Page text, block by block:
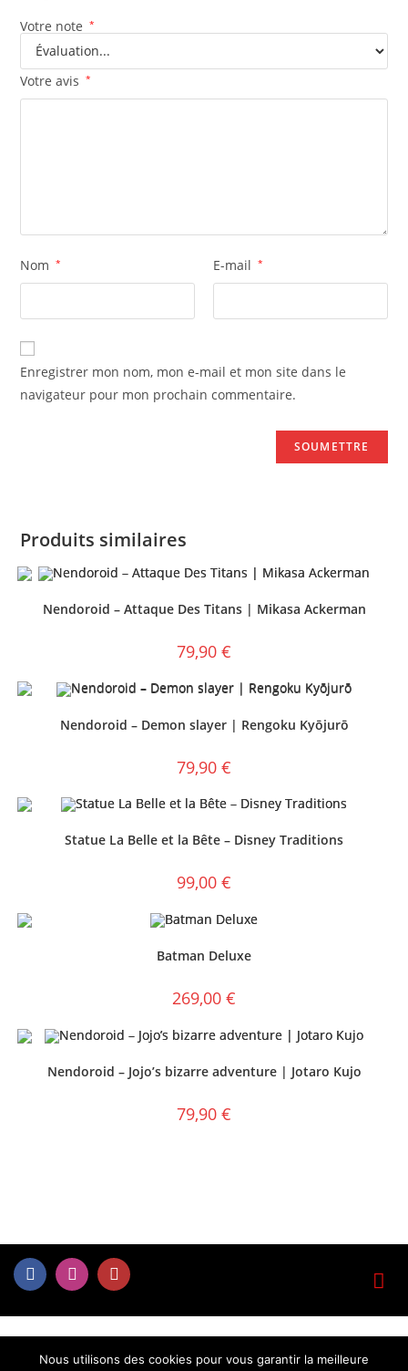
Votre note *
Votre avis *
Nom * E-mail *
Enregistrer mon nom, mon e-mail et mon site dans le
navigateur pour mon prochain commentaire.
Produits similaires
Nendoroid – Attaque Des Titans | Mikasa Ackerman
79,90 €
Nendoroid – Demon slayer | Rengoku Kyōjurō
79,90 €
Statue La Belle et la Bête – Disney Traditions
99,00 €
Batman Deluxe
269,00 €
Nendoroid – Jojo’s bizarre adventure | Jotaro Kujo
79,90 €
Nous utilisons des cookies pour vous garantir la meilleure